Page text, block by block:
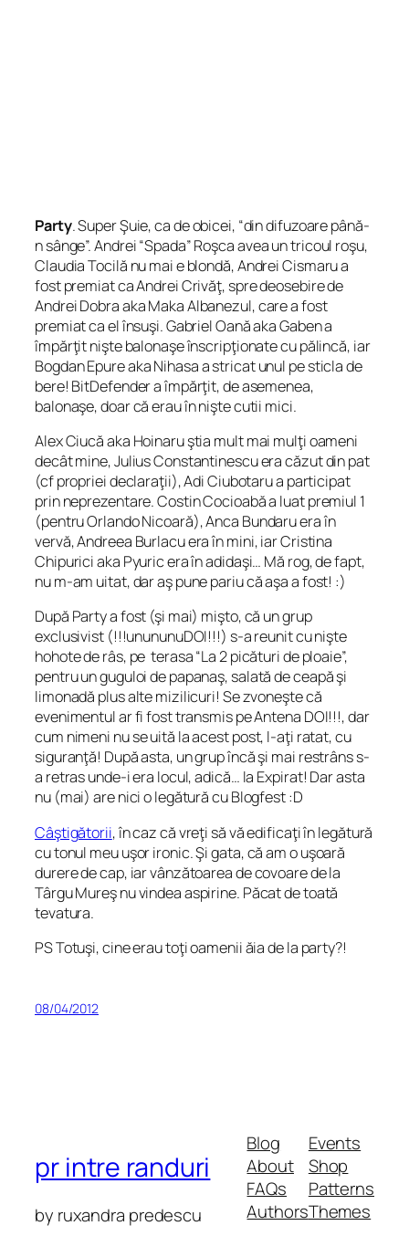
Party. Super Şuie, ca de obicei, “din difuzoare până-
n sânge”. Andrei “Spada” Roşca avea un tricoul roşu,
Claudia Tocilă nu mai e blondă, Andrei Cismaru a
fost premiat ca Andrei Crivăţ, spre deosebire de
Andrei Dobra aka Maka Albanezul, care a fost
premiat ca el însuşi. Gabriel Oană aka Gaben a
împărţit nişte balonaşe înscripţionate cu pălincă, iar
Bogdan Epure aka Nihasa a stricat unul pe sticla de
bere! BitDefender a împărţit, de asemenea,
balonaşe, doar că erau în nişte cutii mici.
Alex Ciucă aka Hoinaru ştia mult mai mulţi oameni
decât mine, Julius Constantinescu era căzut din pat
(cf propriei declaraţii), Adi Ciubotaru a participat
prin neprezentare. Costin Cocioabă a luat premiul 1
(pentru Orlando Nicoară), Anca Bundaru era în
vervă, Andreea Burlacu era în mini, iar Cristina
Chipurici aka Pyuric era în adidaşi… Mă rog, de fapt,
nu m-am uitat, dar aş pune pariu că aşa a fost! :)
După Party a fost (şi mai) mişto, că un grup
exclusivist (!!!unununuDOI!!!) s-a reunit cu nişte
hohote de râs, pe terasa “La 2 picături de ploaie”,
pentru un guguloi de papanaş, salată de ceapă şi
limonadă plus alte mizilicuri! Se zvoneşte că
evenimentul ar fi fost transmis pe Antena DOI!!!, dar
cum nimeni nu se uită la acest post, l-aţi ratat, cu
siguranţă! După asta, un grup încă şi mai restrâns s-
a retras unde-i era locul, adică… la Expirat! Dar asta
nu (mai) are nici o legătură cu Blogfest :D
Câştigătorii, în caz că vreţi să vă edificaţi în legătură
cu tonul meuuşorironic. Şi gata, că am ouşoară
durere de cap, iar vânzătoarea de covoare de la
Târgu Mureş nu vindea aspirine. Păcat de toată
tevatura.
PS Totuşi, cine erau toţi oamenii ăia de la party?!
08/04/2012
pr intre randuri
by ruxandra predescu
Blog
About
FAQs
Authors
Events
Shop
Patterns
Themes